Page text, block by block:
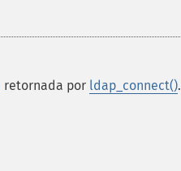
retornada por ldap_connect().